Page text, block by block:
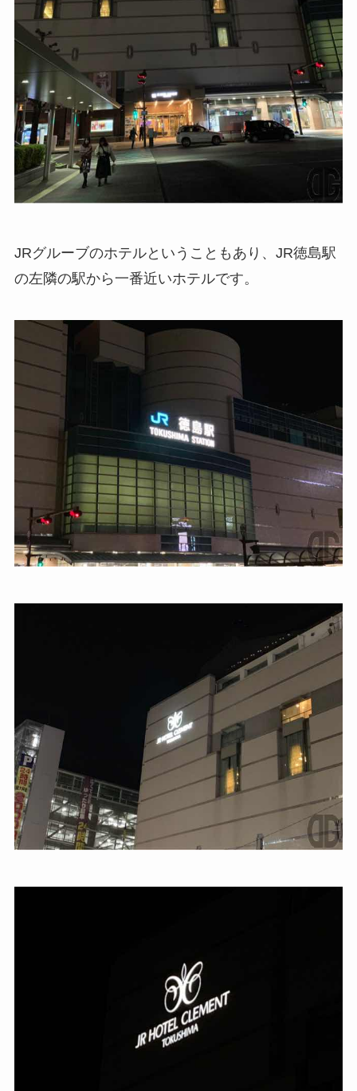
JRグルーブのホテルということもあり、JR徳島駅
の左隣の駅から一番近いホテルです。